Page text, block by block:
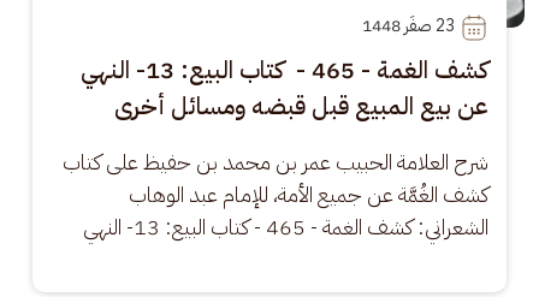
23
كشف الغمة - 465 - كتاب البيع: 13- النهي
عن بيع المبيع قبل قبضه ومسائل أخرى
شرح العلامة الحبيب عمر بن محمد بن حفيظ على كتاب
كشف الغُمَّة عن جميع الأمة، للإمام عبد الوهاب
الشعراني: كشف الغمة - 465 - كتاب البيع: 13- النهي